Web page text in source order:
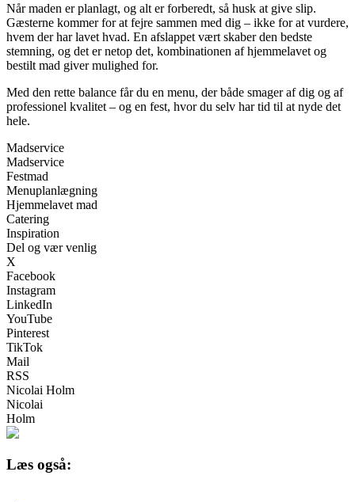
Når maden er planlagt, og alt er forberedt, så husk at give slip.
Gæsterne kommer for at fejre sammen med dig – ikke for at vurdere,
hvem der har lavet hvad. En afslappet vært skaber den bedste
stemning, og det er netop det, kombinationen af hjemmelavet og
bestilt mad giver mulighed for.
Med den rette balance får du en menu, der både smager af dig og af
professionel kvalitet – og en fest, hvor du selv har tid til at nyde det
hele.
Madservice
Madservice
Festmad
Menuplanlægning
Hjemmelavet mad
Catering
Inspiration
Del og vær venlig
X
Facebook
Instagram
LinkedIn
YouTube
Pinterest
TikTok
Mail
RSS
Nicolai Holm
Nicolai
Holm
Læs også: